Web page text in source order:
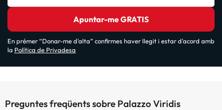
Apuntar-me GRATIS
En prémer “Donar-me d'alta” confirmes haver llegit i estar d'acord amb
la Política de Privadesa
Preguntes freqüents sobre Palazzo Viridis